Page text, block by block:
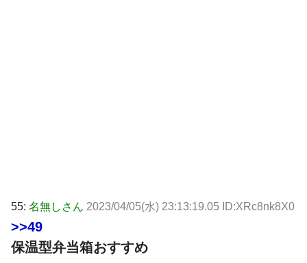
55: 名無しさん 2023/04/05(水) 23:13:19.05 ID:XRc8nk8X0
>>49
保温型弁当箱おすすめ